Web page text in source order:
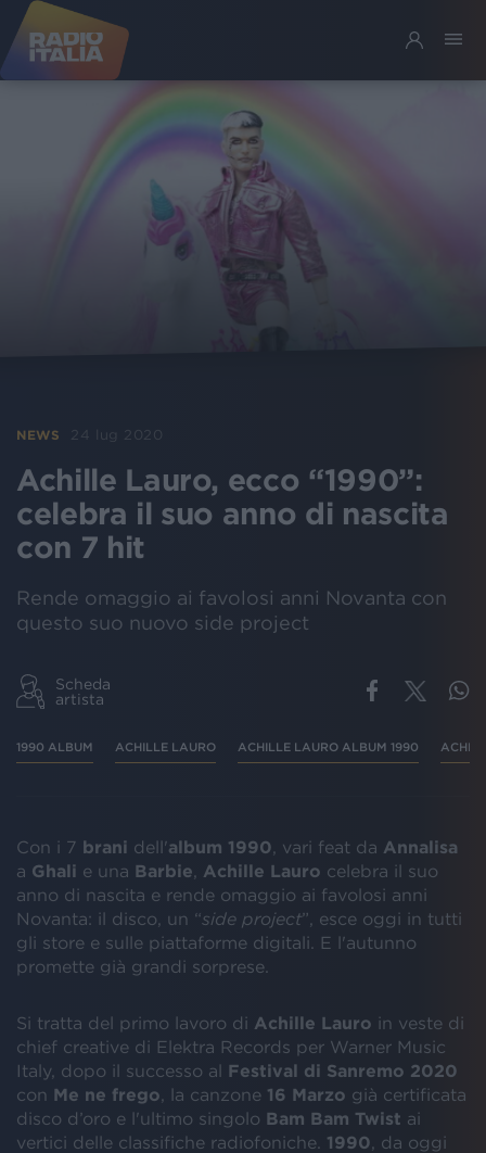
NEWS 24 lug 2020
Achille Lauro, ecco “1990”:
celebra il suo anno di nascita
con 7 hit
Rende omaggio ai favolosi anni Novanta con
questo suo nuovo side project
Scheda
artista
1990 ALBUM ACHILLE LAURO ACHILLE LAURO ALBUM 1990
Con i 7 brani dell'album 1990 , vari feat da Annalisa
a Ghali e una Barbie Achille Lauro celebra il suo
anno di nascita e rende omaggio ai favolosi anni
Novanta: il disco, un “side project”, esce oggi in tutti
gli store e sulle piattaforme digitali. E l'autunno
promette già grandi sorprese.
Si tratta del primo lavoro di Achille Lauro in veste di
chief creative di Elektra Records per Warner Music
Italy, dopo il successo al Festival di Sanremo 2020
con Me ne frego , la canzone 16 Marzo già certificata
disco d’oro e l'ultimo singolo Bam Bam Twist ai
vertici delle classifiche radiofoniche. 1990 , da oggi